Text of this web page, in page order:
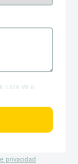
ESTA WEB
privacidad